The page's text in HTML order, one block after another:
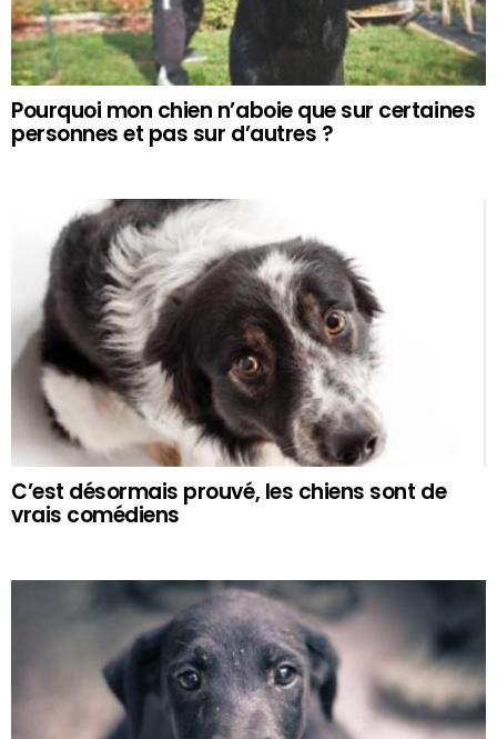
Pourquoi mon chien n’aboie que sur certaines
personnes et pas sur d’autres ?
C’est désormais prouvé, les chiens sont de
vrais comédiens